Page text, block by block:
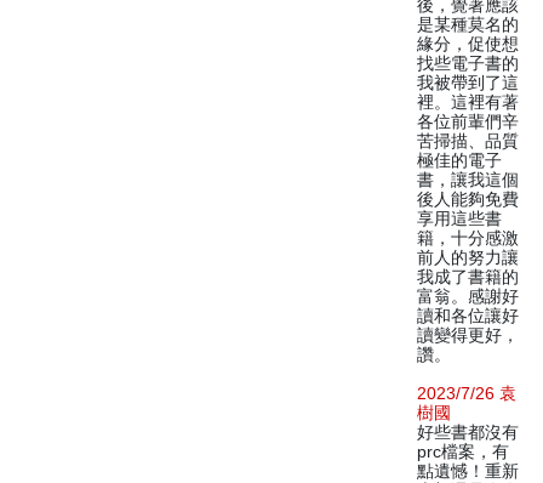
後，覺著應該
是某種莫名的
緣分，促使想
找些電子書的
我被帶到了這
裡。這裡有著
各位前輩們辛
苦掃描、品質
極佳的電子
書，讓我這個
後人能夠免費
享用這些書
籍，十分感激
前人的努力讓
我成了書籍的
富翁。感謝好
讀和各位讓好
讀變得更好，
讚。
2023/7/26 袁
樹國
好些書都沒有
prc檔案，有
點遺憾！重新